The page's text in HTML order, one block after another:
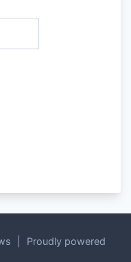
Proudly powered